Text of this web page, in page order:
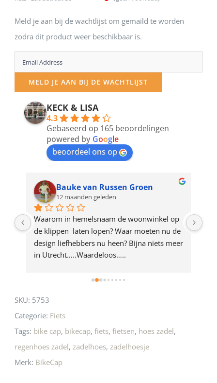
Meld je aan bij de wachtlijst om gemaild te worden
zodra dit product weer beschikbaar is.
Enter
your
email
address
product
MELD JE AAN BIJ DE WACHTLIJST
KECK & LISA
4.3
Gebaseerd op 165 beoordelingen
powered by Google
beoordeel ons op
Bauke van Russen Groen
12 maanden geleden
Waarom in hemelsnaam de woonwinkel op
de klippen  laten lopen? Waar moeten nu de
design liefhebbers nu heen? Bijna niets meer
in Utrecht…..Waardeloos…..
SKU: 5753
Categorie: Fiets
Tags: bike cap, bikecap, fiets, fietsen, hoes zadel,
regenhoes zadel, zadelhoes, zadelhoesje
Merk: BikeCap